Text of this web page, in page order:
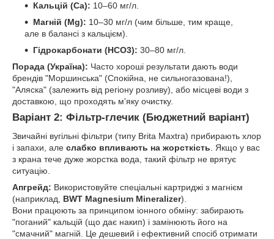
Кальцій (Ca): 10–60 мг/л.
Магній (Mg): 10–30 мг/л (чим більше, тим краще,
але в балансі з кальцієм).
Гідрокарбонати (HCO3): 30–80 мг/л.
Порада (Україна): Часто хороші результати дають води
брендів "Моршинська" (Спокійна, не сильногазована!),
"Аляска" (залежить від регіону розливу), або місцеві води з
доставкою, що проходять м'яку очистку.
Варіант 2: Фільтр-глечик (Бюджетний варіант)
Звичайні вугільні фільтри (типу Brita Maxtra) прибирають хлор
і запахи, але слабко впливають на жорсткість . Якщо у вас
з крана тече дуже жорстка вода, такий фільтр не врятує
ситуацію.
Апгрейд: Використовуйте спеціальні картриджі з магнієм
(наприклад, BWT Magnesium Mineralizer).
Вони працюють за принципом іонного обміну: забирають
"поганий" кальцій (що дає накип) і замінюють його на
"смачний" магній. Це дешевий і ефективний спосіб отримати